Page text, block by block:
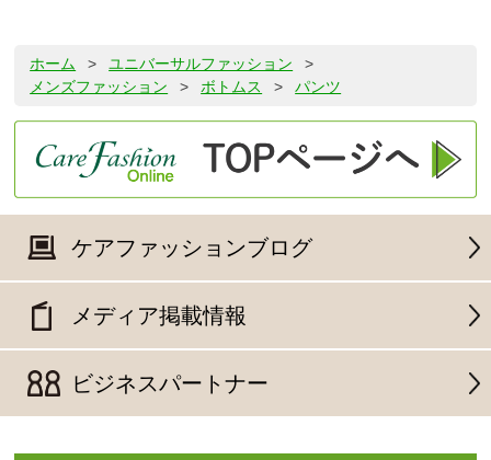
ホーム > ユニバーサルファッション
>
メンズファッション
> ボトムス > パンツ
ケアファッションブログ
メディア掲載情報
ビジネスパートナー